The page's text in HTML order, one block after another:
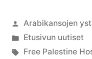
Artikkelin
julkaisija
on
Arabikansojen
Julkaistu
kategoriassa
Etusivun uutiset
Avainsanat:
Free Palestine